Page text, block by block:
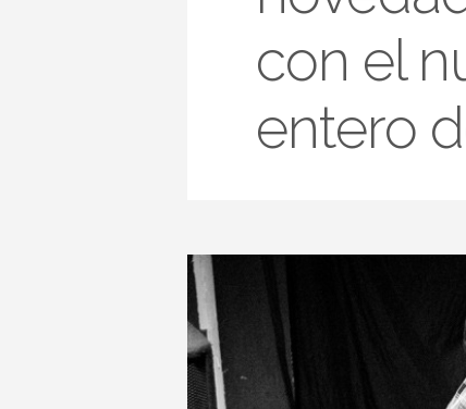
con el
entero